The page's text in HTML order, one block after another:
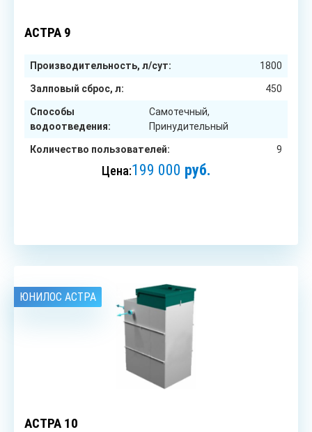
АСТРА 9
Производительность, л/сут: 1800
Залповый сброс, л: 450
Способы
водоотведения:
Самотечный,
Принудительный
Количество пользователей: 9
Цена:199 000 руб.
ЮНИЛОС АСТРА
АСТРА 10